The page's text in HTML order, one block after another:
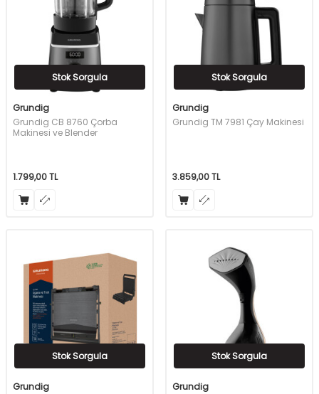
Stok Sorgula
Grundig
Grundig CB 8760 Çorba
Makinesi ve Blender
1.799,00TL
Stok Sorgula
Grundig
Grundig TM 7981 Çay Makinesi
3.859,00TL
Stok Sorgula
Grundig
Stok Sorgula
Grundig